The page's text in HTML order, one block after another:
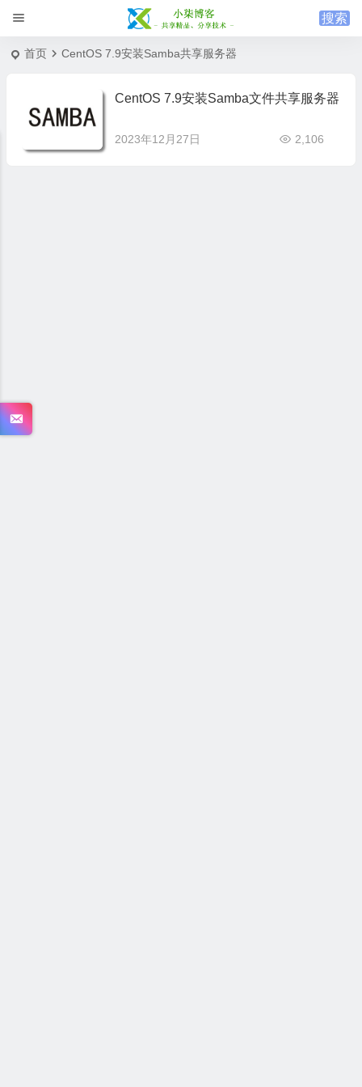
首页 CentOS 7.9安装Samba共享服务器
CentOS 7.9安装Samba文件共享服务器
2023年12月27日 2,106